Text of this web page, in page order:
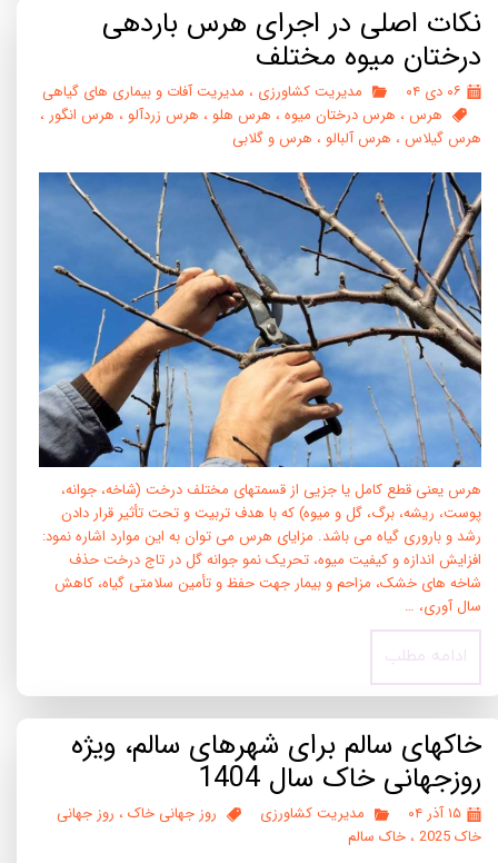
نکات اصلی در اجرای هرس باردهی
درختان میوه مختلف
۰۶ دی ۰۴ مدیریت کشاورزی ، مدیریت آفات و بیماری های گیاهی
هرس ، هرس درختان میوه ، هرس هلو ، هرس زردآلو ، هرس انگور ،
هرس گیلاس ، هرس آلبالو ، هرس و گلابی
هرس یعنی قطع کامل یا جزیی از قسمتهای مختلف درخت (شاخه، جوانه،
پوست، ریشه، برگ، گل و میوه) که با هدف تربیت و تحت تأثیر قرار دادن
رشد و باروری گیاه می باشد. مزایای هرس می توان به این موارد اشاره نمود:
افزایش اندازه و کیفیت میوه، تحریک نمو جوانه گل در تاج درخت حذف
شاخه های خشک، مزاحم و بیمار جهت حفظ و تأمین سلامتی گیاه، کاهش
سال آوری، …
ادامه مطلب
خاکهای سالم برای شهرهای سالم، ویژه
روزجهانی خاک سال 1404
۱۵ آذر ۰۴ مدیریت کشاورزی روز جهانی خاک ، روز جهانی
خاک 2025
، خاک سالم